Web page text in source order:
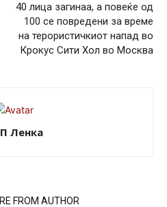
40 лица загинаа, а повеќе од
100 се повредени за време
на терористичкиот напад во
Крокус Сити Хол во Москва
Ленка
FROM AUTHOR